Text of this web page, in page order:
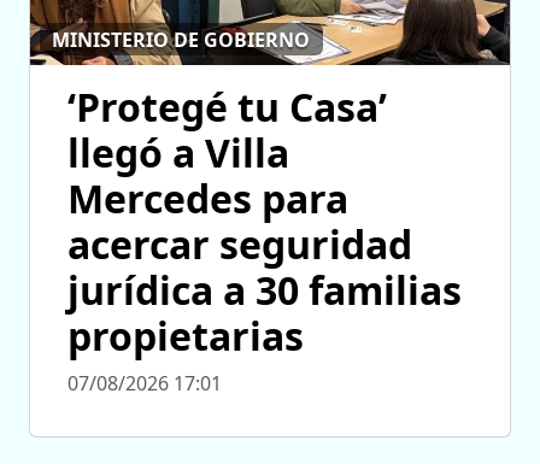
MINISTERIO DE GOBIERNO
‘Protegé tu Casa’
llegó a Villa
Mercedes para
acercar seguridad
jurídica a 30 familias
propietarias
07/08/2026 17:01